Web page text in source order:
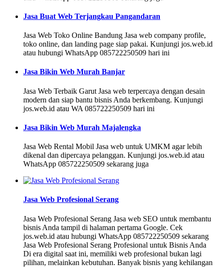
Jasa Buat Web Terjangkau Pangandaran
Jasa Web Toko Online Bandung Jasa web company profile,
toko online, dan landing page siap pakai. Kunjungi jos.web.id
atau hubungi WhatsApp 085722250509 hari ini
Jasa Bikin Web Murah Banjar
Jasa Web Terbaik Garut Jasa web terpercaya dengan desain
modern dan siap bantu bisnis Anda berkembang. Kunjungi
jos.web.id atau WA 085722250509 hari ini
Jasa Bikin Web Murah Majalengka
Jasa Web Rental Mobil Jasa web untuk UMKM agar lebih
dikenal dan dipercaya pelanggan. Kunjungi jos.web.id atau
WhatsApp 085722250509 sekarang juga
Jasa Web Profesional Serang
Jasa Web Profesional Serang Jasa web SEO untuk membantu
bisnis Anda tampil di halaman pertama Google. Cek
jos.web.id atau hubungi WhatsApp 085722250509 sekarang
Jasa Web Profesional Serang Profesional untuk Bisnis Anda
Di era digital saat ini, memiliki web profesional bukan lagi
pilihan, melainkan kebutuhan. Banyak bisnis yang kehilangan